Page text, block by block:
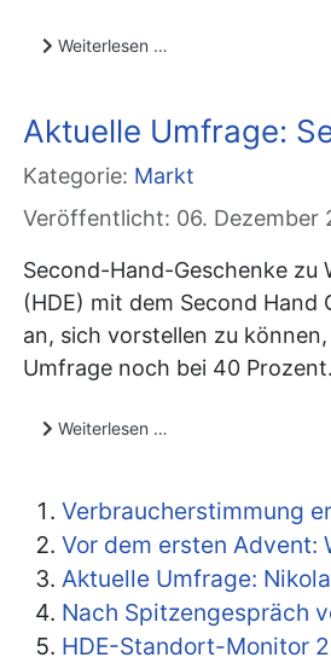
Weiterlesen …
Aktuelle Umfrage:
Kategorie: Markt
Veröffentlicht: 06. Dezember
Second-Hand-Geschenke zu
(HDE) mit dem Second
an, sich vorstellen zu
Umfrage noch bei 40 Prozent.
Weiterlesen …
Verbraucherstimmung
Vor dem ersten Advent:
Aktuelle Umfrage:
Nach Spitzengespräch
HDE-Standort-Monitor